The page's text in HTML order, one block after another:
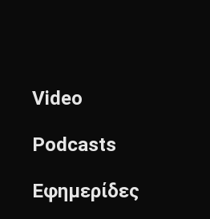
Video
Podcasts
Εφημερίδες